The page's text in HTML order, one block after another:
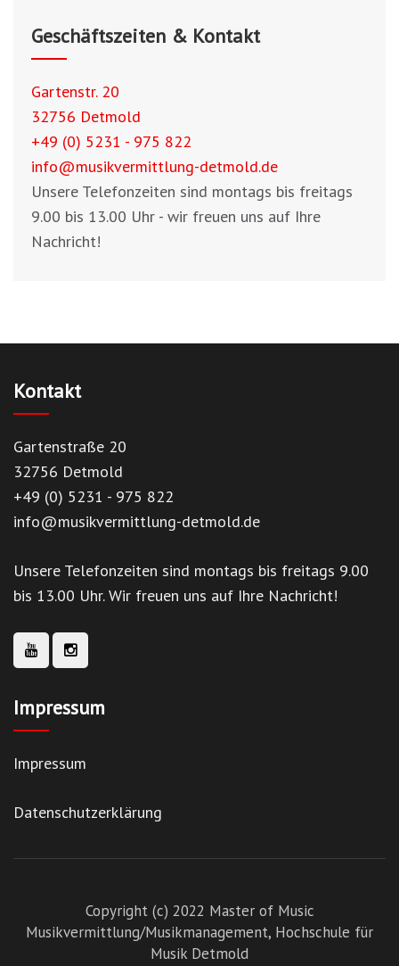
Geschäftszeiten & Kontakt
Gartenstr. 20
32756 Detmold
+49 (0) 5231 - 975 822
info@musikvermittlung-detmold.de
Unsere Telefonzeiten sind montags bis freitags
9.00 bis 13.00 Uhr - wir freuen uns auf Ihre
Nachricht!
Kontakt
Gartenstraße 20
32756 Detmold
+49 (0) 5231 - 975 822
info@musikvermittlung-detmold.de
Unsere Telefonzeiten sind montags bis freitags 9.00
bis 13.00 Uhr. Wir freuen uns auf Ihre Nachricht!
Impressum
Impressum
Datenschutzerklärung
Copyright (c) 2022 Master of Music
Musikvermittlung/Musikmanagement, Hochschule für
Musik Detmold